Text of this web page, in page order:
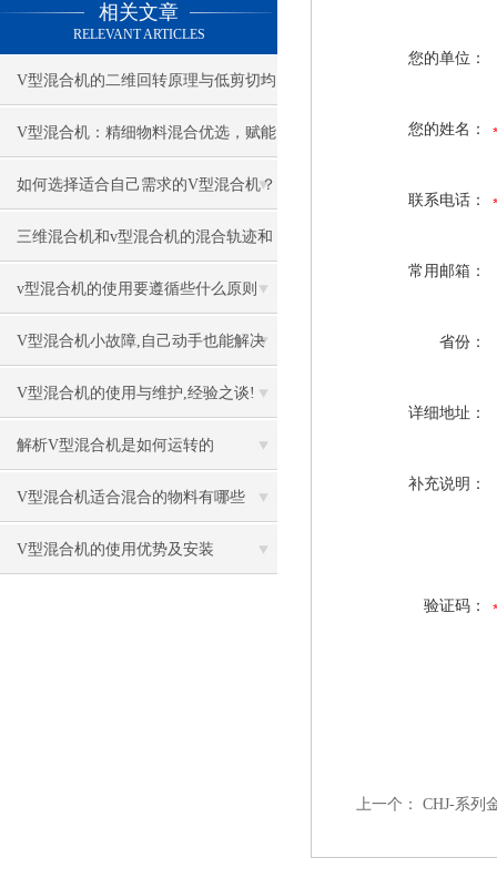
相关文章
RELEVANT ARTICLES
V型混合机的二维回转原理与低剪切均
质应用
V型混合机：精细物料混合优选，赋能
多行业精准生产
如何选择适合自己需求的V型混合机？
三维混合机和v型混合机的混合轨迹和
效果不同
v型混合机的使用要遵循些什么原则
V型混合机小故障,自己动手也能解决
V型混合机的使用与维护,经验之谈!
解析V型混合机是如何运转的
V型混合机适合混合的物料有哪些
V型混合机的使用优势及安装
您的单位：
您的姓名：
联系电话：
常用邮箱：
省份：
详细地址：
补充说明：
验证码：
上一个： CHJ-系列